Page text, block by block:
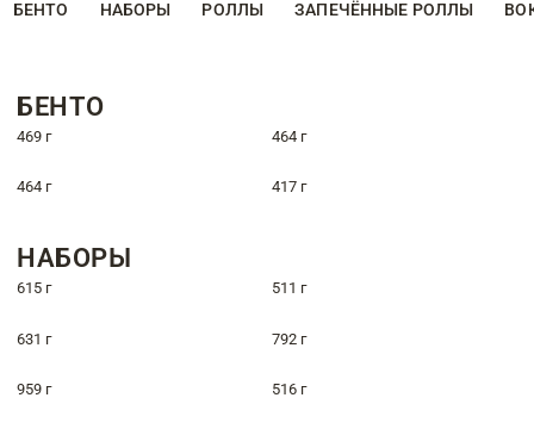
БЕНТО НАБОРЫ РОЛЛЫ ЗАПЕЧЁННЫЕ РОЛЛЫ
БЕНТО
469 г 464 г
464 г 417 г
НАБОРЫ
615 г 511 г
631 г 792 г
959 г 516 г